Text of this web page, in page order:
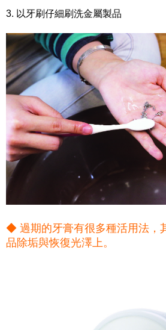
3. 以牙刷仔細刷洗金屬製品
◆ 過期的牙膏有很多種活用法，
品除垢與恢復光澤上。